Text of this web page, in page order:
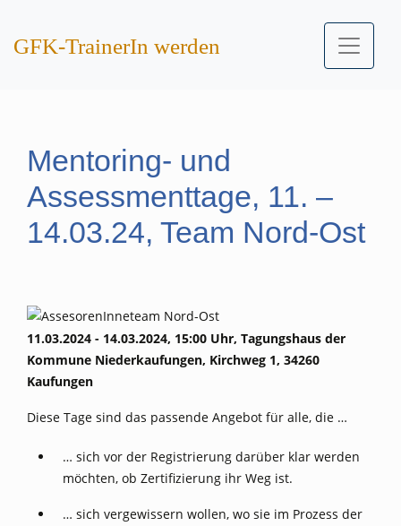
GFK-TrainerIn werden
Mentoring- und
Assessmenttage, 11. –
14.03.24, Team Nord-Ost
11.03.2024 - 14.03.2024, 15:00 Uhr, Tagungshaus der
Kommune Niederkaufungen, Kirchweg 1, 34260
Kaufungen
Diese Tage sind das passende Angebot für alle, die …
… sich vor der Registrierung darüber klar werden
möchten, ob Zertifizierung ihr Weg ist.
… sich vergewissern wollen, wo sie im Prozess der